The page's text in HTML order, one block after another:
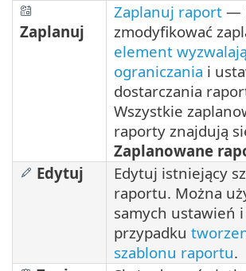
Zaplanuj
Zaplanuj raport —
zmodyfikować
element
ograniczania i
dostarczania
Wszystkie
raporty znajdują
Zaplanowane
Edytuj
Edytuj istniejący
raportu. Można
samych ustawień
przypadku
szablonu raportu.